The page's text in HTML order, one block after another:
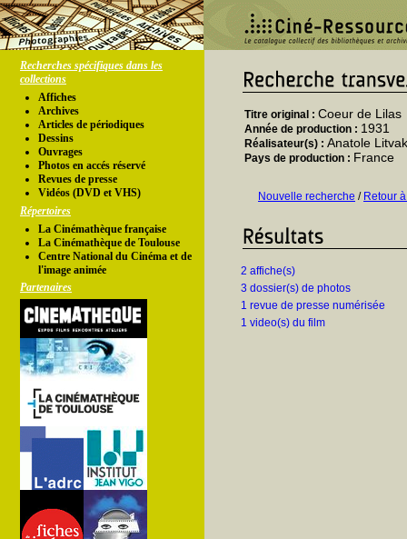
Recherches spécifiques dans les
collections
Affiches
Archives
Articles de périodiques
Dessins
Ouvrages
Photos en accés réservé
Revues de presse
Vidéos (DVD et VHS)
Répertoires
La Cinémathèque française
La Cinémathèque de Toulouse
Centre National du Cinéma et de
l'image animée
Partenaires
Titre original : Coeur de Lilas
Année de production : 1931
Réalisateur(s) : Anatole Litvak
Pays de production : France
Nouvelle recherche / Retour
2 affiche(s)
3 dossier(s) de photos
1 revue de presse numérisée
1 video(s) du film